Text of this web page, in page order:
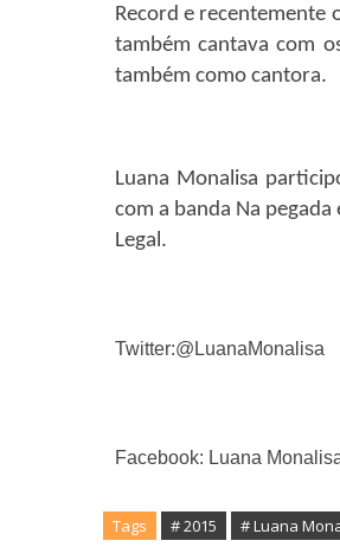
Record e recentemente
também cantava com
também como cantora.
Luana Monalisa
com a banda Na
Legal.
Twitter:@LuanaMonalisa
Facebook: Luana
Tags # 2015 # Luana